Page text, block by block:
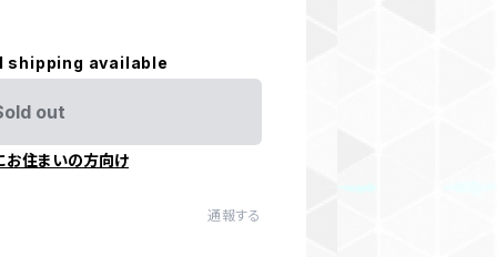
shipping available
out
お住まいの方向け
通報する